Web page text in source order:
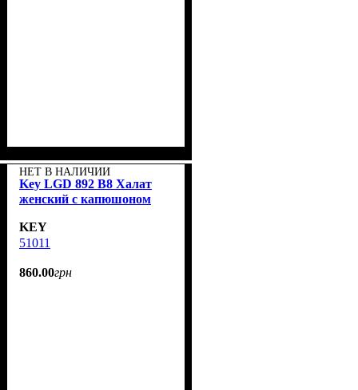
НЕТ В НАЛИЧИИ
Key LGD 892 B8 Халат
женский с капюшоном
KEY
51011
860.00грн